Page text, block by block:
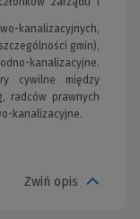
kanalizacyjnych,
gmin),
kanalizacyjne.
cywilne między
radców prawnych
kanalizacyjne.
Zwiń opis